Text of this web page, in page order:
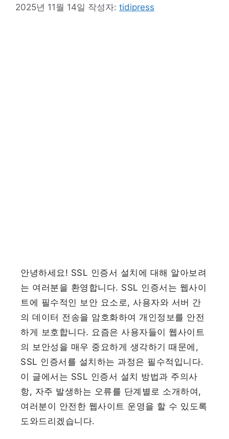
2025년 11월 14일 작성자: tidipress
안녕하세요! SSL 인증서 설치에 대해 알아보려
는 여러분을 환영합니다. SSL 인증서는 웹사이
트에 필수적인 보안 요소로, 사용자와 서버 간
의 데이터 전송을 암호화하여 개인정보를 안전
하게 보호합니다. 요즘은 사용자들이 웹사이트
의 보안성을 매우 중요하게 생각하기 때문에,
SSL 인증서를 설치하는 과정은 필수적입니다.
이 글에서는 SSL 인증서 설치 방법과 주의사
항, 자주 발생하는 오류를 단계별로 소개하여,
여러분이 안전한 웹사이트 운영을 할 수 있도록
도와드리겠습니다.